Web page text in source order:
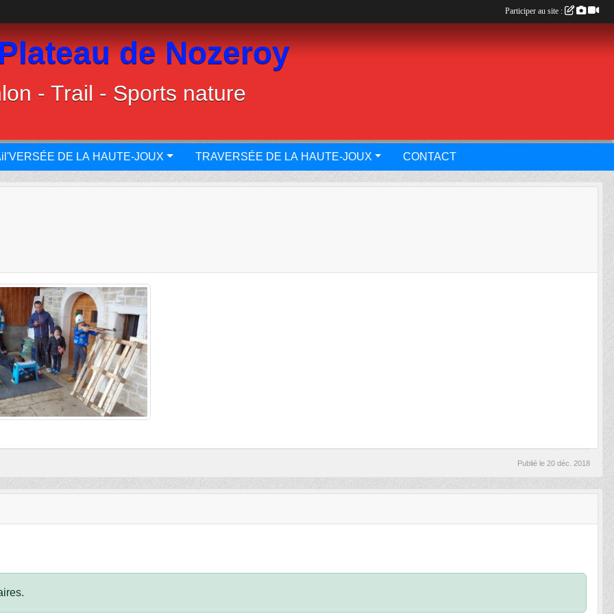
de Nozeroy
- Trail - Sports nature
DE LA HAUTE-JOUX TRAVERSÉE DE LA HAUTE-JOUX CONTACT
Publié le 20 déc. 2018
Participer au site :